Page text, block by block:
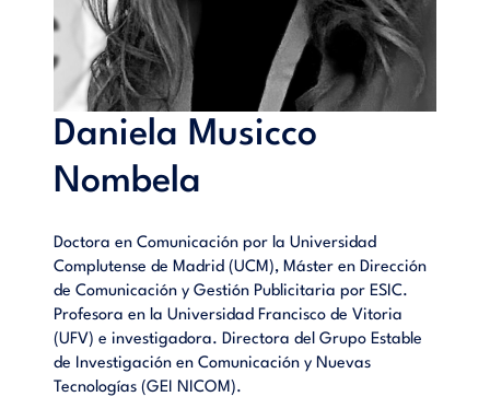
Daniela Musicco
Nombela
Doctora en Comunicación por la Universidad
Complutense de Madrid (UCM), Máster en Dirección
de Comunicación y Gestión Publicitaria por ESIC.
Profesora en la Universidad Francisco de Vitoria
(UFV) e investigadora. Directora del Grupo Estable
de Investigación en Comunicación y Nuevas
Tecnologías (GEI NICOM).